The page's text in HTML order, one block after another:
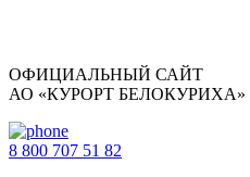
ОФИЦИАЛЬНЫЙ САЙТ
АО «КУРОРТ БЕЛОКУРИХА»
8 800 707 51 82